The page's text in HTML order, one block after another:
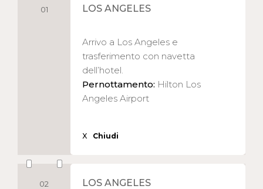
01 LOS ANGELES
Arrivo a Los Angeles e
trasferimento con navetta
dell’hotel.
Pernottamento: Hilton Los
Angeles Airport
X Chiudi
02 LOS ANGELES